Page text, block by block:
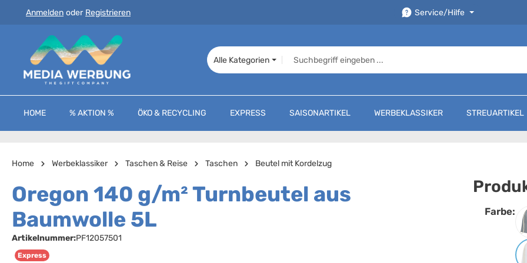
Hauptinhalt springen
Zur Suche springen
Zur Hauptnavigation springen
Anmelden oder Registrieren Service/Hilfe
Alle Kategorien
HOME % AKTION % ÖKO & RECYCLING EXPRESS SAISONARTIKEL WERBEKLASSIKER STREUARTIKEL
Home Werbeklassiker Taschen & Reise Taschen Beutel mit Kordelzug
Oregon 140 g/m² Turnbeutel aus
Baumwolle 5L
Artikelnummer:PF12057501
Express
Farbe: